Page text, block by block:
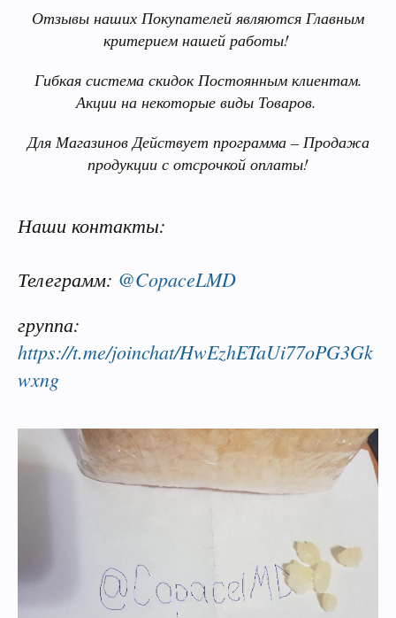
Отзывы наших Покупателей являются Главным
критерием нашей работы!
Гибкая система скидок Постоянным клиентам.
Акции на некоторые виды Товаров.
Для Магазинов Действует программа – Продажа
продукции с отсрочкой оплаты!
Наши контакты:
Телеграмм: @CopaceLMD
группа:
https://t.me/joinchat/HwEzhETaUi77oPG3Gk
wxng